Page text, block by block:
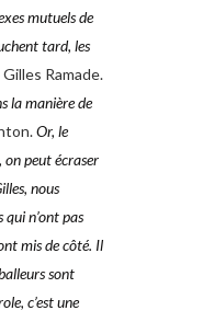
mutuels de
tard, les
Ramade.
la manière de
Or, le
on peut écraser
nous
qui n’ont pas
mis de côté. Il
sont
c’est une